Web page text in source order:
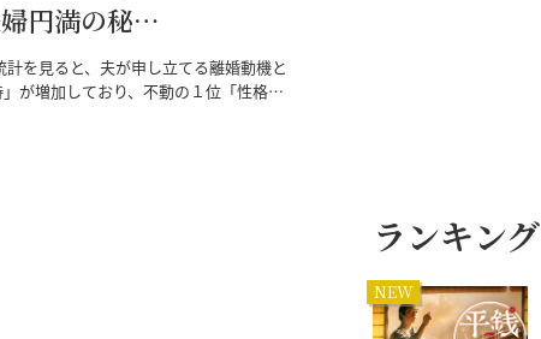
円満の秘…
を見ると、夫が申し立てる離婚動機と
が増加しており、不動の１位「性格…
ランキング
NEW